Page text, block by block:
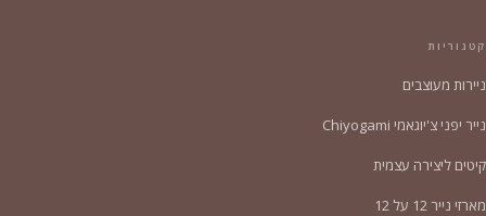
קטגוריות
ניירות מעוצבים
נייר יפני צ'יוגאמי Chiyogami
קיטים ליצירה עצמית
מארזי נייר 12 על 12